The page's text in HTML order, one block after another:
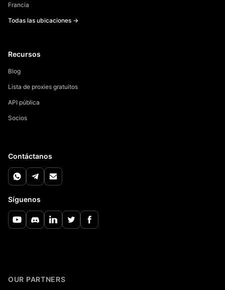
Francia
Todas las ubicaciones →
Recursos
Blog
Lista de proxies gratuitos
API pública
Socios
Contáctanos
Síguenos
OUR PARTNERS